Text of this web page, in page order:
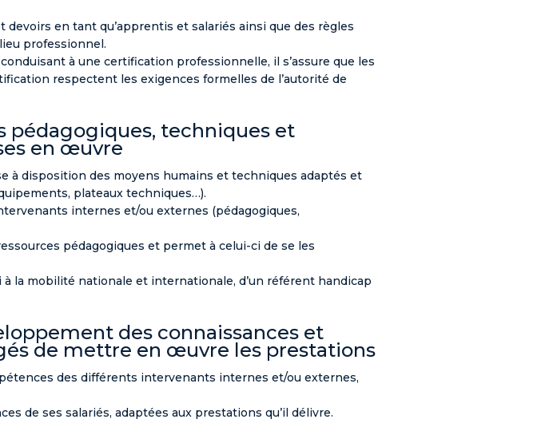
en tant qu’apprentis et salariés ainsi que des règles
professionnel.
à une certification professionnelle, il s’assure que les
respectent les exigences formelles de l’autorité de
pédagogiques, techniques et
en œuvre
à disposition des moyens humains et techniques adaptés et
plateaux techniques…).
internes et/ou externes (pédagogiques,
pédagogiques et permet à celui-ci de se les
la mobilité nationale et internationale, d’un référent handicap
des connaissances et
de mettre en œuvre les prestations
des différents intervenants internes et/ou externes,
de ses salariés, adaptées aux prestations qu’il délivre.